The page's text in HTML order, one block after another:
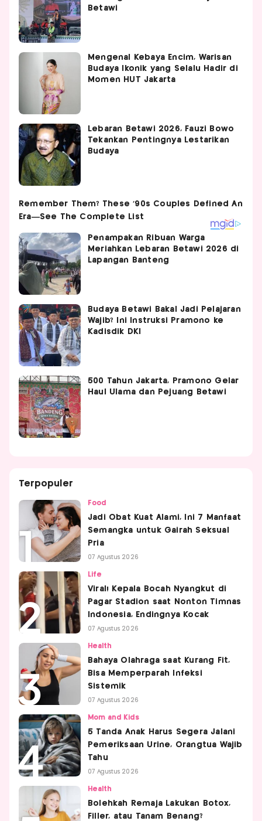
Betawi
Mengenal Kebaya Encim, Warisan
Budaya Ikonik yang Selalu Hadir di
Momen HUT Jakarta
Lebaran Betawi 2026, Fauzi Bowo
Tekankan Pentingnya Lestarikan
Budaya
Penampakan Ribuan Warga
Meriahkan Lebaran Betawi 2026 di
Lapangan Banteng
Budaya Betawi Bakal Jadi Pelajaran
Wajib? Ini Instruksi Pramono ke
Kadisdik DKI
500 Tahun Jakarta, Pramono Gelar
Haul Ulama dan Pejuang Betawi
Terpopuler
Food
Jadi Obat Kuat Alami, Ini 7 Manfaat
Semangka untuk Gairah Seksual
Pria
07 Agustus 2026
Life
Viral! Kepala Bocah Nyangkut di
Pagar Stadion saat Nonton Timnas
Indonesia, Endingnya Kocak
07 Agustus 2026
Health
Bahaya Olahraga saat Kurang Fit,
Bisa Memperparah Infeksi
Sistemik
07 Agustus 2026
Mom and Kids
5 Tanda Anak Harus Segera Jalani
Pemeriksaan Urine, Orangtua Wajib
Tahu
07 Agustus 2026
Health
Bolehkah Remaja Lakukan Botox,
Filler, atau Tanam Benang?